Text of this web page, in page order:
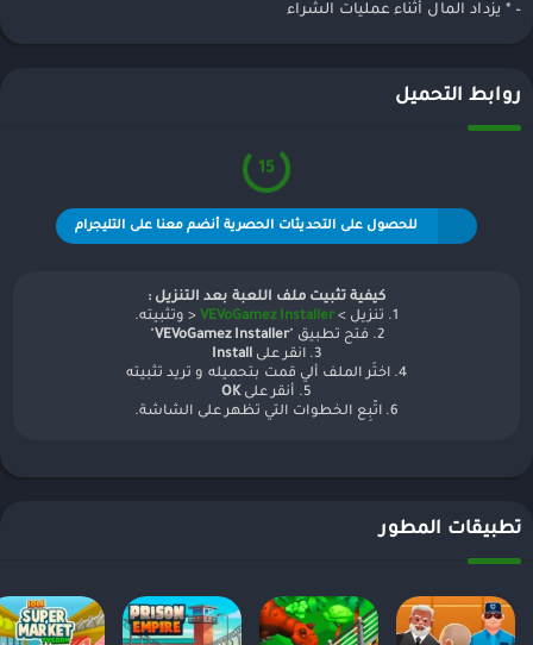
– * يزداد المال أثناء عمليات الشراء
روابط التحميل
15
للحصول على التحديثات الحصرية أنضم معنا على التليجرام
كيفية تثبيت ملف اللعبة بعد التنزيل :
1. تنزيل >
VEVoGamez Installer < وتثبيته.
2. فتح تطبيق "
VEVoGamez Installer
"
3. انقر على
Install
4. اختَر الملف ألي قمت بتحميله و تريد تثبيته
5. أنقر على
OK
6. اتّبِع الخطوات التي تظهر على الشاشة.
تطبيقات المطور